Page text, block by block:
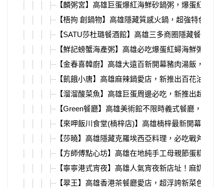
【麟粥宮】高雄巨蛋爆紅海鮮砂鍋粥，爆蛋紅蟳
【梧拘 創鍋物】高雄隱藏質感火鍋，超強特色鍋
【SATU莎杜璐餐酒館】高雄三多商圈隱藏餐廳，
【鮮記螃蟹海產粥】高雄必吃爆蛋紅蟳海鮮粥，
【金春喜韓廚】高雄大遠百新開幕豬肉湯飯，必
【飢餓小唐】高雄麻辣鍋愛店，新推出百花油條
【溜溜酸菜魚】高雄巨蛋周邊必吃，新推出超強
【Green餐廳】高雄美術館不限時義式餐廳，空間
【來呷飯川食堂(楠梓店)】高雄楠梓最新開幕，超
【莎曉】高雄隱藏克羅埃西亞料理，必吃戰斧豬
【方師傅點心坊】高雄在地純手工母親節蛋糕，
【寧寧港式宵夜】高雄人氣宵夜新店址！麻奶煲
【翠王】高雄香港茶餐廳愛店，超浮誇新菜色飛